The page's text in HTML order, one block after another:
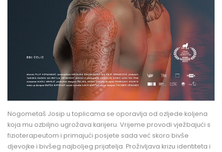
Nogometaš Josip u toplicama se oporavlja od ozljede koljena
koja mu ozbiljno ugrožava karijeru. Vrijeme provodi vježbajući s
fizioterapeutom i primajući posjete sada već skoro bivše
djevojke i bivšeg najboljeg prijatelja. Proživljava krizu identiteta i